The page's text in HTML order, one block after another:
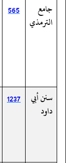
جامع
الترمذي
565
سنن أبي
داود
1237